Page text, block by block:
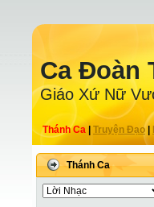
Ca Ðoàn
Giáo Xứ Nữ
Thánh Ca Truyện Ðạo|
Thánh Ca